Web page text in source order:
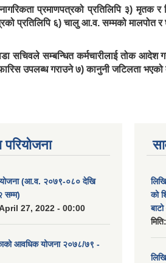
प्रमाणपत्रको प्रतिलिपि ३) मृतक र
प्रतिलिपि ६) चालु आ.व. सम्मको मालपोत
सम्बन्धित कर्मचारीलाई तोक आदेश
उपलब्ध गराउने ७) कानुनी जटिलता भएको
(आ.व. २०७९-०८० देखि
सम्म)
27, 2022 - 00:00
आवधिक योजना २०७८/७९ -
को
मिति: